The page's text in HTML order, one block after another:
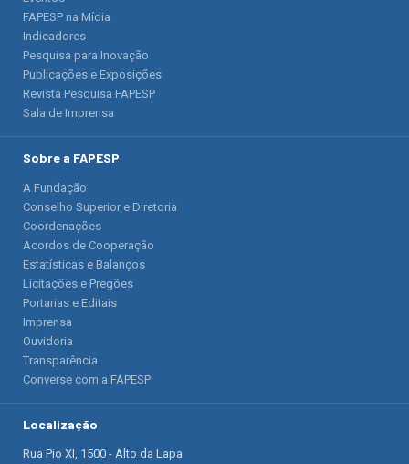
FAPESP na Mídia
Indicadores
Pesquisa para Inovação
Publicações e Exposições
Revista Pesquisa FAPESP
Sala de Imprensa
Sobre a FAPESP
A Fundação
Conselho Superior e Diretoria
Coordenações
Acordos de Cooperação
Estatísticas e Balanços
Licitações e Pregões
Portarias e Editais
Imprensa
Ouvidoria
Transparência
Converse com a FAPESP
Localização
Rua Pio XI, 1500 - Alto da Lapa